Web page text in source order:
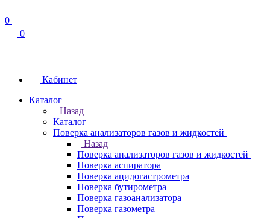
0
0
Кабинет
Каталог
Назад
Каталог
Поверка анализаторов газов и жидкостей
Назад
Поверка анализаторов газов и жидкостей
Поверка аспиратора
Поверка ацидогастрометра
Поверка бутирометра
Поверка газоанализатора
Поверка газометра